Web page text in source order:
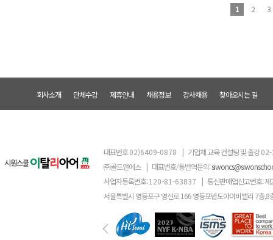
1 2 3
회사소개 단체수강 제휴안내 채용정보 강사채용 찾아오시는 길
대표번호02)6409-0878 | 기업체 교육 컨설팅 및 출강
㈜골드앤에스 | 대표번호/통번역문의:
사업자등록번호:120-81-63837 | 통신판매업신고번호: 제
서울특별시 영등포구 영신로 166 영등포반도아이비밸리 7층,8